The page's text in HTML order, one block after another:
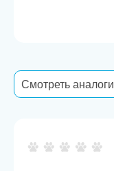
Смотреть аналоги